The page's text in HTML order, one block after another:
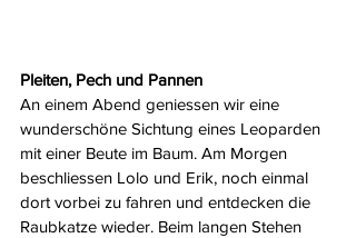
Pleiten, Pech und Pannen
An einem Abend geniessen wir eine
wunderschöne Sichtung eines Leoparden
mit einer Beute im Baum. Am Morgen
beschliessen Lolo und Erik, noch einmal
dort vorbei zu fahren und entdecken die
Raubkatze wieder. Beim langen Stehen